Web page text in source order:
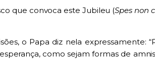
que convoca este Jubileu (Spes non
o Papa diz nela
como sejam formas de